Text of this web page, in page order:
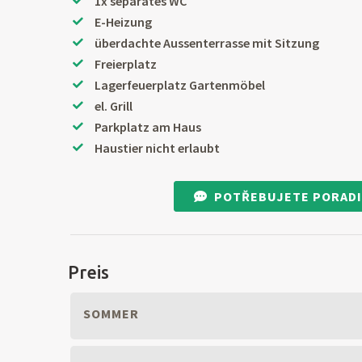
E-Heizung
überdachte Aussenterrasse mit Sitzung
Freierplatz
Lagerfeuerplatz Gartenmöbel
el. Grill
Parkplatz am Haus
Haustier nicht erlaubt
POTŘEBUJETE
Preis
SOMMER